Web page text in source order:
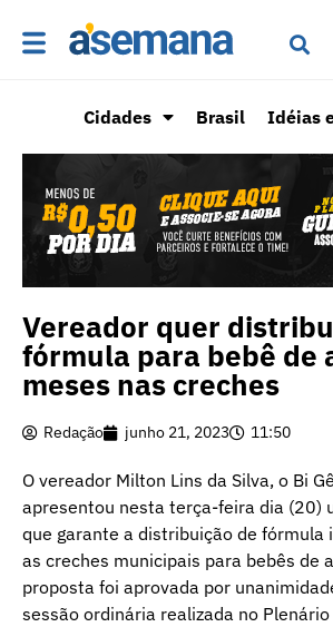
Cidades Brasil Idéias
Vereador quer
fórmula para bebê de
meses nas creches
Redação junho 21, 2023 11:50
O vereador Milton Lins da Silva, o Bi
apresentou nesta terça-feira dia (20)
que garante a distribuição de fórmula
as creches municipais para bebês de
proposta foi aprovada por
sessão ordinária realizada no Plenário